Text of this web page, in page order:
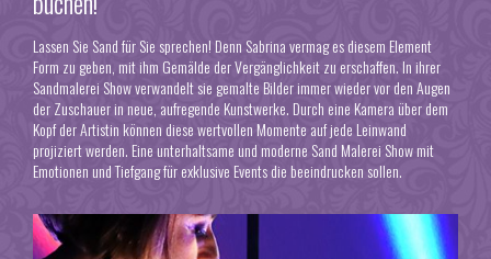
Lassen Sie Sand für Sie sprechen! Denn Sabrina vermag es diesem Element
Form zu geben, mit ihm Gemälde der Vergänglichkeit zu erschaffen. In ihrer
Sandmalerei Show verwandelt sie gemalte Bilder immer wieder vor den Augen
der Zuschauer in neue, aufregende Kunstwerke. Durch eine Kamera über dem
Kopf der Artistin können diese wertvollen Momente auf jede Leinwand
projiziert werden. Eine unterhaltsame und moderne Sand Malerei Show mit
Emotionen und Tiefgang für exklusive Events die beeindrucken sollen.